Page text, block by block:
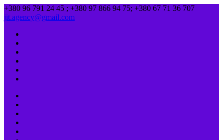
+380 96 791 24 45 ; +380 97 866 94 75; +380 67 71 36 707
jit.agency@gmail.com